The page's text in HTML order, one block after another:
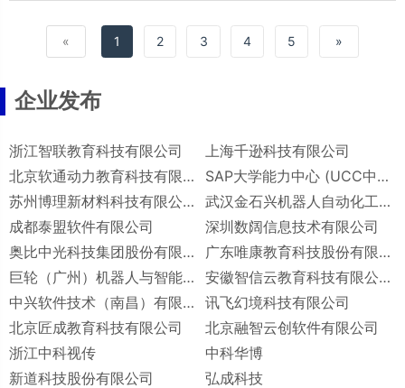
« 1 2 3 4 5 »
企业发布
浙江智联教育科技有限公司
上海千逊科技有限公司
北京软通动力教育科技有限公司
SAP大学能力中心 (UCC中国)
苏州博理新材料科技有限公司
武汉金石兴机器人自动化工程有限公司
成都泰盟软件有限公司
深圳数阔信息技术有限公司
奥比中光科技集团股份有限公司
广东唯康教育科技股份有限公司
巨轮（广州）机器人与智能制造有限公司
安徽智信云教育科技有限公司
中兴软件技术（南昌）有限公司
讯飞幻境科技有限公司
北京匠成教育科技有限公司
北京融智云创软件有限公司
浙江中科视传
中科华博
新道科技股份有限公司
弘成科技